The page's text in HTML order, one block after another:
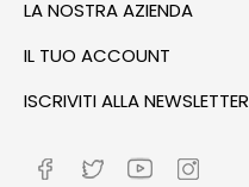
LA NOSTRA AZIENDA
IL TUO ACCOUNT
ISCRIVITI ALLA NEWSLETTER